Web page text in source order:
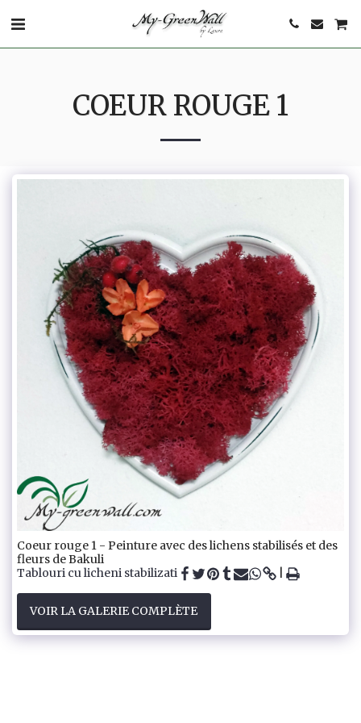
COEUR ROUGE 1
Coeur rouge 1 - Peinture avec des lichens stabilisés et des
fleurs de Bakuli
Tablouri cu licheni stabilizati
VOIR LA GALERIE COMPLÈTE